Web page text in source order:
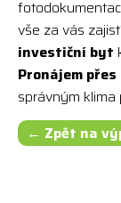
vše za vás
investiční byt
Pronájem
správným
← Zpět na